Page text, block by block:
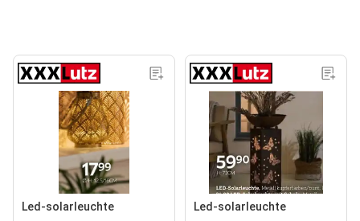
Led-solarleuchte Led-solarleuchte